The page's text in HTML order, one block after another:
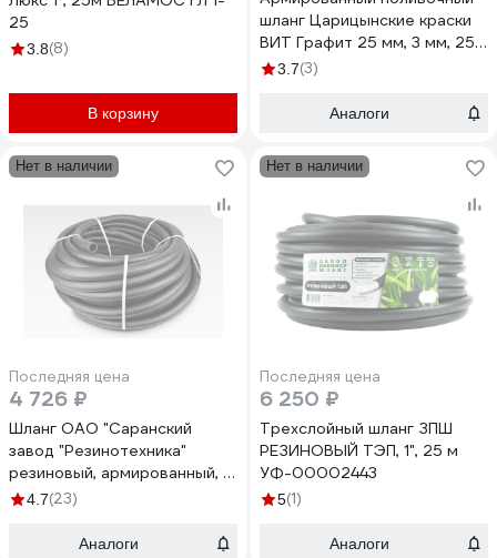
25
3.8(8)
В корзину
шланг Царицынские краски
ВИТ Графит 25 мм, 3 мм, 25
м 13368 22979
3.7(3)
Аналоги
Нет в наличии
Последняя цена
4 726 ₽
Шланг ОАО "Саранский
завод "Резинотехника"
резиновый, армированный, д.
25мм 4 Атм СзРТ (рукав)
0,4-В 25м
4.7(23)
Аналоги
Нет в наличии
Последняя цена
6 250 ₽
Трехслойный шланг ЗПШ
РЕЗИНОВЫЙ ТЭП, 1", 25 м
УФ-00002443
5(1)
Аналоги